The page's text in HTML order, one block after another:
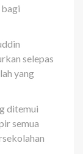
selepas
yang
ditemui
semua